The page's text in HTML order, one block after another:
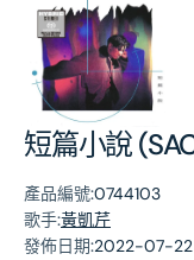
短篇小說
產品編號:0744103
歌手:黃凱芹
發佈日期:2022-07-22